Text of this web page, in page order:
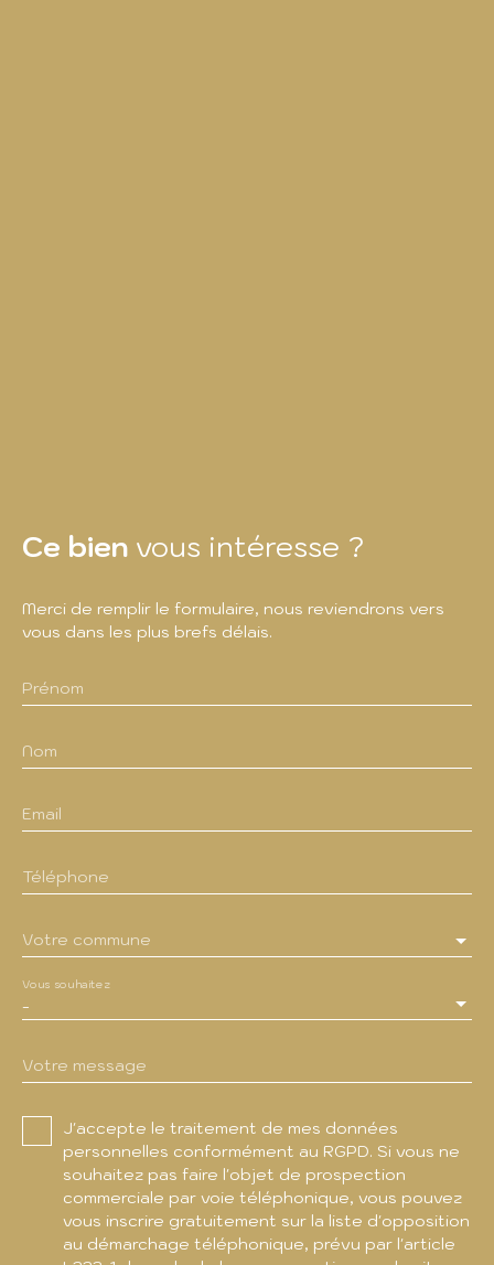
Ce bien vous intéresse ?
Merci de remplir le formulaire, nous reviendrons vers
vous dans les plus brefs délais.
Prénom
Nom
Email
Téléphone
Votre commune
-
Vous souhaitez
Votre message
J'accepte le traitement de mes données
personnelles conformément au RGPD. Si vous ne
souhaitez pas faire l'objet de prospection
commerciale par voie téléphonique, vous pouvez
vous inscrire gratuitement sur la liste d'opposition
au démarchage téléphonique, prévu par l'article